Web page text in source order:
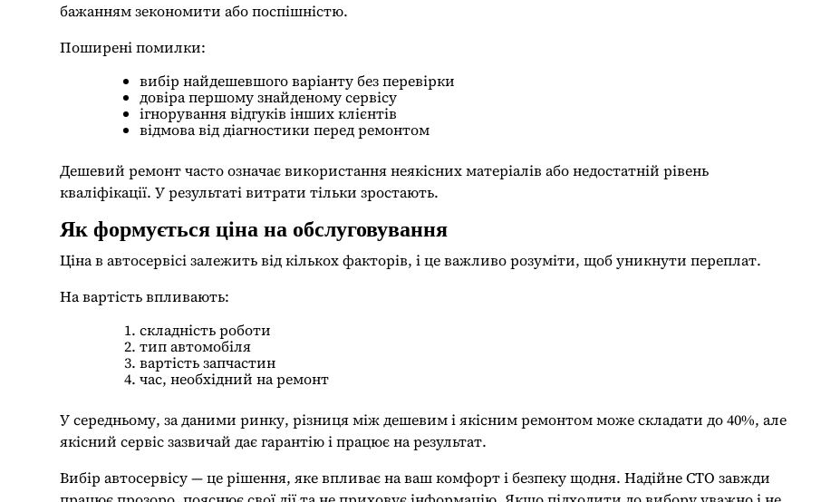
бажанням зекономити або поспішністю.
Поширені помилки:
вибір найдешевшого варіанту без перевірки
довіра першому знайденому сервісу
ігнорування відгуків інших клієнтів
відмова від діагностики перед ремонтом
Дешевий ремонт часто означає використання неякісних матеріалів або недостатній рівень
кваліфікації. У результаті витрати тільки зростають.
Як формується ціна на обслуговування
Ціна в автосервісі залежить від кількох факторів, і це важливо розуміти, щоб уникнути переплат.
На вартість впливають:
складність роботи
тип автомобіля
вартість запчастин
час, необхідний на ремонт
У середньому, за даними ринку, різниця між дешевим і якісним ремонтом може складати до 40%, але
якісний сервіс зазвичай дає гарантію і працює на результат.
Вибір автосервісу — це рішення, яке впливає на ваш комфорт і безпеку щодня. Надійне СТО завжди